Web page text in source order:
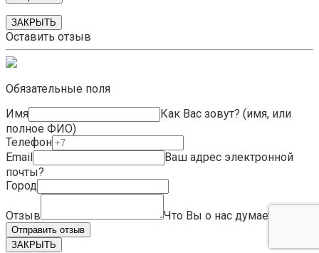
ЗАКРЫТЬ
Оставить отзыв
Обязательные поля
Имя
Как Вас зовут? (имя, или
полное ФИО)
Телефон
Email
Ваш адрес электронной
почты?
Город
Отзыв Что Вы о нас думаете?
ЗАКРЫТЬ